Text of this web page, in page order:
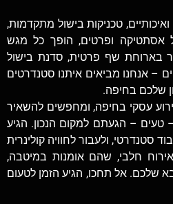
טכניקות בישול מתקדמות,
ופרטים, הופך כל מגש
בארוחת שף פרטית, סדנת בישול
– אנחנו מביאים איתנו סטנדרטים
שלכם בחיפה.
עסקי בחיפה, ומחפשים להשאיר
טעים – הגעתם למקום הנכון. הגיע
סטנדרטי, ולעבור לחוויה קולינרית
חלבי, שהם אומנות במיטבה,
שלכם. אל תחכו, הגיע הזמן לטעום